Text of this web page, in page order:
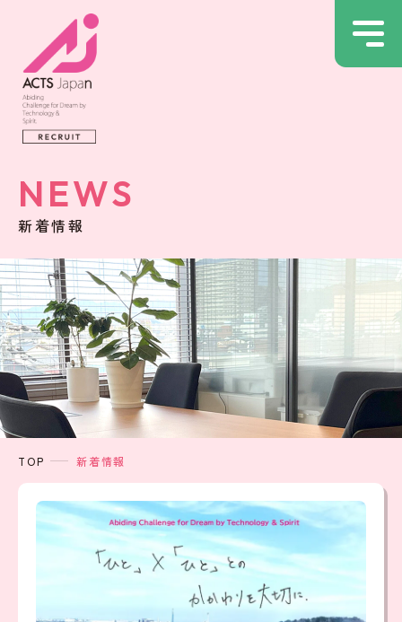
NEWS
新着情報
TOP 新着情報